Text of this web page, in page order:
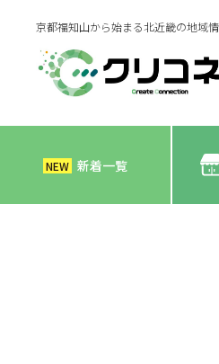
京都福知山から始まる北近畿の地域
NEW 新着一覧